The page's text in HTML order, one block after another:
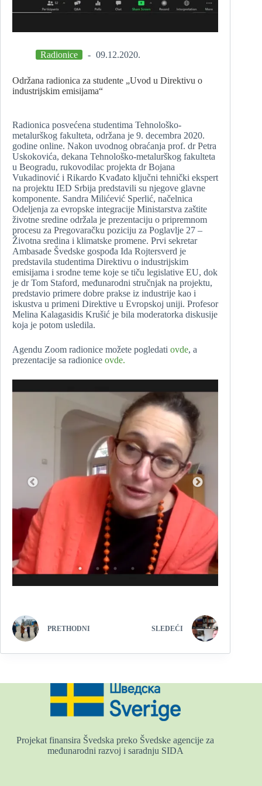
Radionice 09.12.2020.
Održana radionica za studente „Uvod u Direktivu o
industrijskim emisijama“
Radionica posvećena studentima Tehnološko-
metalurškog fakulteta, održana je 9. decembra 2020.
godine online. Nakon uvodnog obraćanja prof. dr Petra
Uskokovića, dekana Tehnološko-metalurškog fakulteta
u Beogradu, rukovodilac projekta dr Bojana
Vukadinović i Rikardo Kvađato ključni tehnički ekspert
na projektu IED Srbija predstavili su njegove glavne
komponente. Sandra Milićević Sperlić, načelnica
Odeljenja za evropske integracije Ministarstva zaštite
životne sredine održala je prezentaciju o pripremnom
procesu za Pregovaračku poziciju za Poglavlje 27 –
Životna sredina i klimatske promene. Prvi sekretar
Ambasade Švedske gospođa Ida Rojtersverd je
predstavila studentima Direktivu o industrijskim
emisijama i srodne teme koje se tiču legislative EU, dok
je dr Tom Staford, međunarodni stručnjak na projektu,
predstavio primere dobre prakse iz industrije kao i
iskustva u primeni Direktive u Evropskoj uniji. Profesor
Melina Kalagasidis Krušić je bila moderatorka diskusije
koja je potom usledila.
Agendu Zoom radionice možete pogledati ovde, a
prezentacije sa radionice ovde.
PRETHODNI SLEDEĆI
Projekat finansira Švedska preko Švedske agencije za
međunarodni razvoj i saradnju SIDA